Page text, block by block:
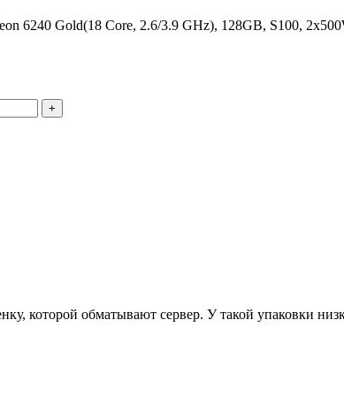
6240 Gold(18 Core, 2.6/3.9 GHz), 128GB, S100,
+
которой обматывают сервер. У такой упаковки